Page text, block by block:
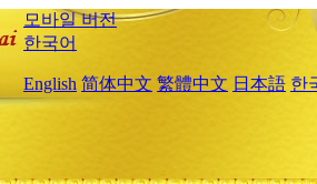
모바일 버전
한국어
English 简体中文 繁體中文 日本語 한